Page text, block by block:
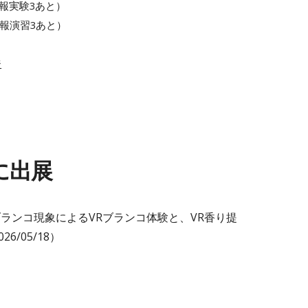
実験3あと）
演習3あと）
出展
ンコ現象によるVRブランコ体験と、VR香り提
05/18）